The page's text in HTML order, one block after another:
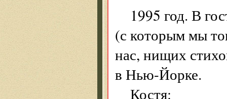
1995 год. В
(с которым мы
нас, нищих
в Нью-Йорке.
Костя: